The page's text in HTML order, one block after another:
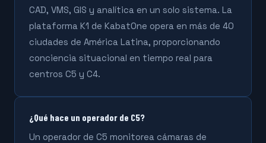
CAD, VMS, GIS y analítica en un solo sistema. La
plataforma K1 de KabatOne opera en más de 40
ciudades de América Latina, proporcionando
conciencia situacional en tiempo real para
centros C5 y C4.
¿Qué hace un operador de C5?
Un operador de C5 monitorea cámaras de